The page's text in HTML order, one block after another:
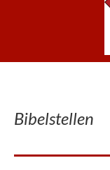
Bibelstellen